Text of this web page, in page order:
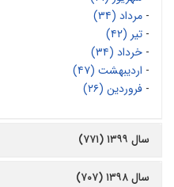
مرداد (۳۴)
تیر (۴۲)
خرداد (۳۴)
اردیبهشت (۴۷)
فروردین (۲۶)
سال ۱۳۹۹ (۷۷۱)
سال ۱۳۹۸ (۷۰۷)